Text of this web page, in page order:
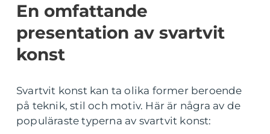
En omfattande
presentation av svartvit
konst
Svartvit konst kan ta olika former beroende
på teknik, stil och motiv. Här är några av de
populäraste typerna av svartvit konst: